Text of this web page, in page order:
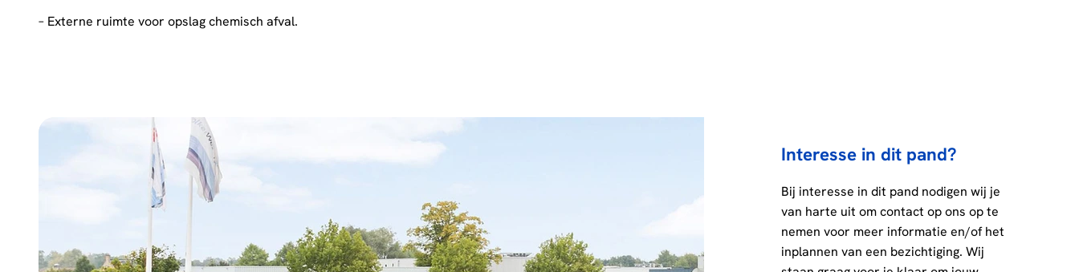
– Externe ruimte voor opslag chemisch afval.
Interesse in dit pand?
Bij interesse in dit pand nodigen wij je
van harte uit om contact op ons op te
nemen voor meer informatie en/of het
inplannen van een bezichtiging. Wij